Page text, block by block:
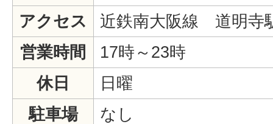
アクセス
近鉄南大阪線 道明寺
営業時間
17時～23時
休日
日曜
駐車場
なし